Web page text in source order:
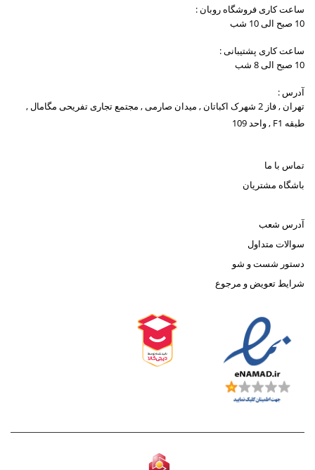
ساعت کاری فروشگاه روبان :
10 صبح الی 10 شب
ساعت کاری پشتیبانی :
10 صبح الی 8 شب
آدرس :
تهران , فاز 2 شهرک اکباتان , میدان صارمی , مجتمع تجاری تفریحی مگامال ,
طبقه F1 , واحد 109
تماس با ما
باشگاه مشتریان
آدرس شعب
سوالات متداول
دستور شست و شو
شرایط تعویض و مرجوع